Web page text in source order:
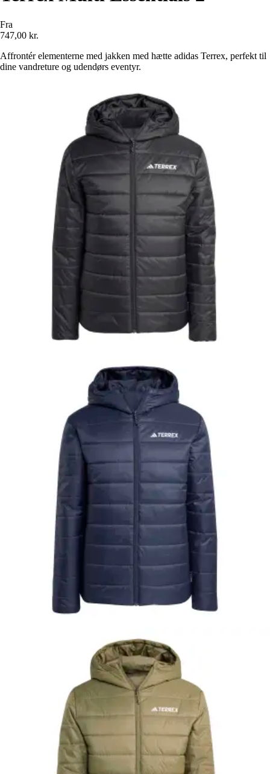
Fra
747,00 kr.
Affrontér elementerne med jakken med hætte adidas Terrex, perfekt til
dine vandreture og udendørs eventyr.